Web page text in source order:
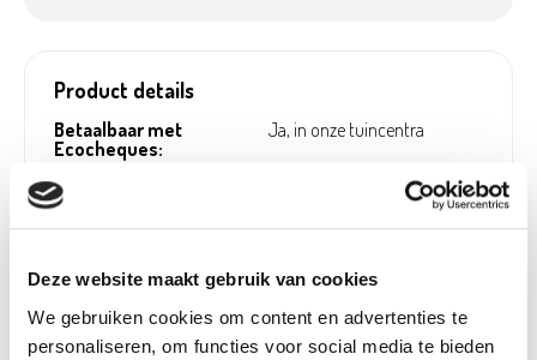
Deze website maakt gebruik van cookies
We gebruiken cookies om content en advertenties te
personaliseren, om functies voor social media te bieden
Product details
Betaalbaar met
Ecocheques:
Ja, in onze tuincentra
Gewicht:
Hoogte (cm):
0 cm
Diameter (cm):
0 cm